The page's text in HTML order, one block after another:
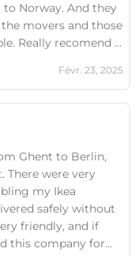
Norway. And they
movers and those
Really recomend if
Févr. 23, 2025
Ghent to Berlin,
There were very
my Ikea
safely without
friendly, and if
this company for